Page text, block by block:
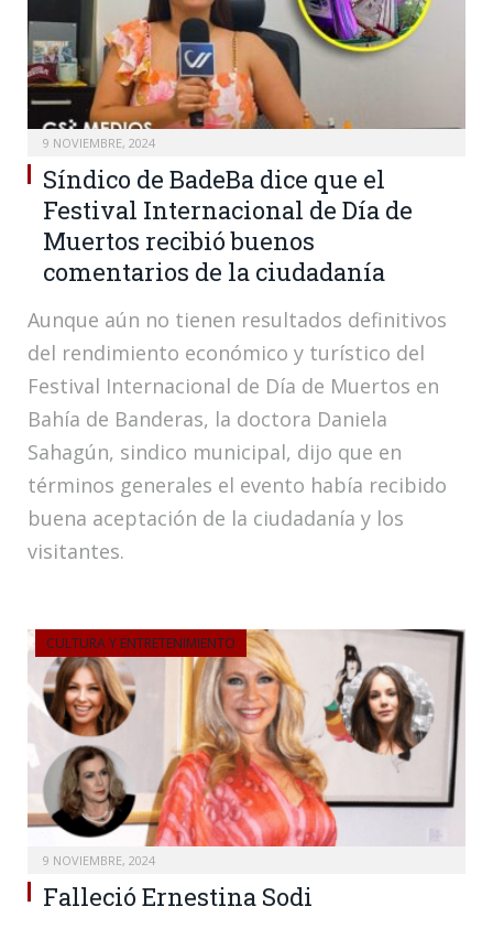
9 NOVIEMBRE, 2024
Síndico de BadeBa dice que el
Festival Internacional de Día de
Muertos recibió buenos
comentarios de la ciudadanía
Aunque aún no tienen resultados definitivos
del rendimiento económico y turístico del
Festival Internacional de Día de Muertos en
Bahía de Banderas, la doctora Daniela
Sahagún, sindico municipal, dijo que en
términos generales el evento había recibido
buena aceptación de la ciudadanía y los
visitantes.
CULTURA Y ENTRETENIMIENTO
9 NOVIEMBRE, 2024
Falleció Ernestina Sodi